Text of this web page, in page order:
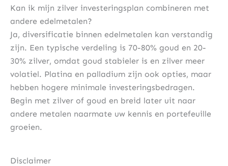
Kan ik mijn zilver investeringsplan combineren met
andere edelmetalen?
Ja, diversificatie binnen edelmetalen kan verstandig
zijn. Een typische verdeling is 70-80% goud en 20-
30% zilver, omdat goud stabieler is en zilver meer
volatiel. Platina en palladium zijn ook opties, maar
hebben hogere minimale investeringsbedragen.
Begin met zilver of goud en breid later uit naar
andere metalen naarmate uw kennis en portefeuille
groeien.
Disclaimer